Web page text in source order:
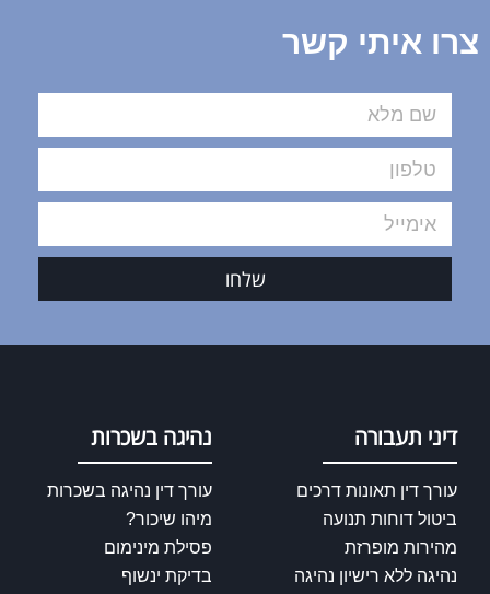
צרו איתי קשר
שלחו
דיני תעבורה
עורך דין תאונות דרכים
ביטול דוחות תנועה
מהירות מופרזת
נהיגה ללא רישיון נהיגה
נהיגה בשכרות
עורך דין נהיגה בשכרות
מיהו שיכור?
פסילת מינימום
בדיקת ינשוף